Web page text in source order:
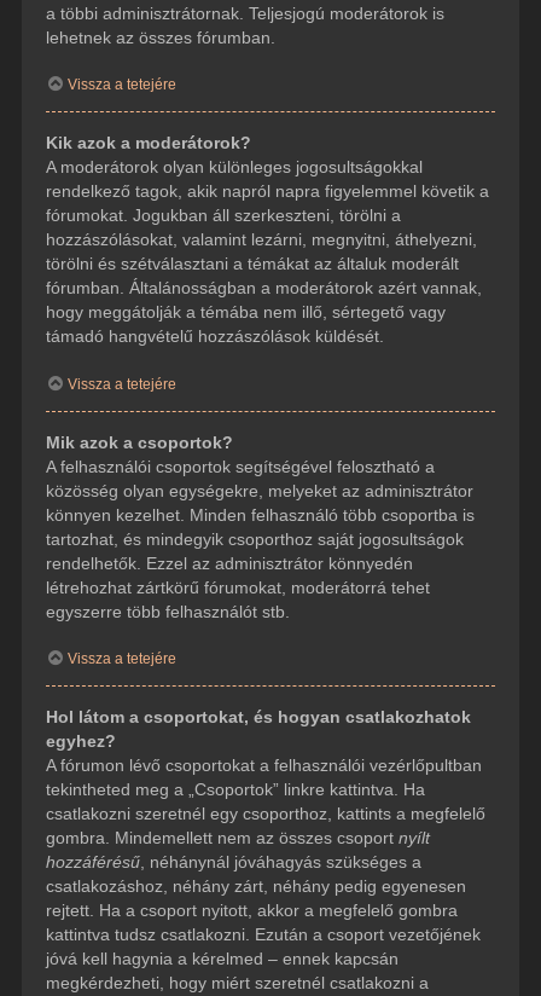
a többi adminisztrátornak. Teljesjogú moderátorok is
lehetnek az összes fórumban.
Vissza a tetejére
Kik azok a moderátorok?
A moderátorok olyan különleges jogosultságokkal
rendelkező tagok, akik napról napra figyelemmel követik a
fórumokat. Jogukban áll szerkeszteni, törölni a
hozzászólásokat, valamint lezárni, megnyitni, áthelyezni,
törölni és szétválasztani a témákat az általuk moderált
fórumban. Általánosságban a moderátorok azért vannak,
hogy meggátolják a témába nem illő, sértegető vagy
támadó hangvételű hozzászólások küldését.
Vissza a tetejére
Mik azok a csoportok?
A felhasználói csoportok segítségével felosztható a
közösség olyan egységekre, melyeket az adminisztrátor
könnyen kezelhet. Minden felhasználó több csoportba is
tartozhat, és mindegyik csoporthoz saját jogosultságok
rendelhetők. Ezzel az adminisztrátor könnyedén
létrehozhat zártkörű fórumokat, moderátorrá tehet
egyszerre több felhasználót stb.
Vissza a tetejére
Hol látom a csoportokat, és hogyan csatlakozhatok
egyhez?
A fórumon lévő csoportokat a felhasználói vezérlőpultban
tekintheted meg a „Csoportok” linkre kattintva. Ha
csatlakozni szeretnél egy csoporthoz, kattints a megfelelő
gombra. Mindemellett nem az összes csoport nyílt
hozzáférésű, néhánynál jóváhagyás szükséges a
csatlakozáshoz, néhány zárt, néhány pedig egyenesen
rejtett. Ha a csoport nyitott, akkor a megfelelő gombra
kattintva tudsz csatlakozni. Ezután a csoport vezetőjének
jóvá kell hagynia a kérelmed – ennek kapcsán
megkérdezheti, hogy miért szeretnél csatlakozni a